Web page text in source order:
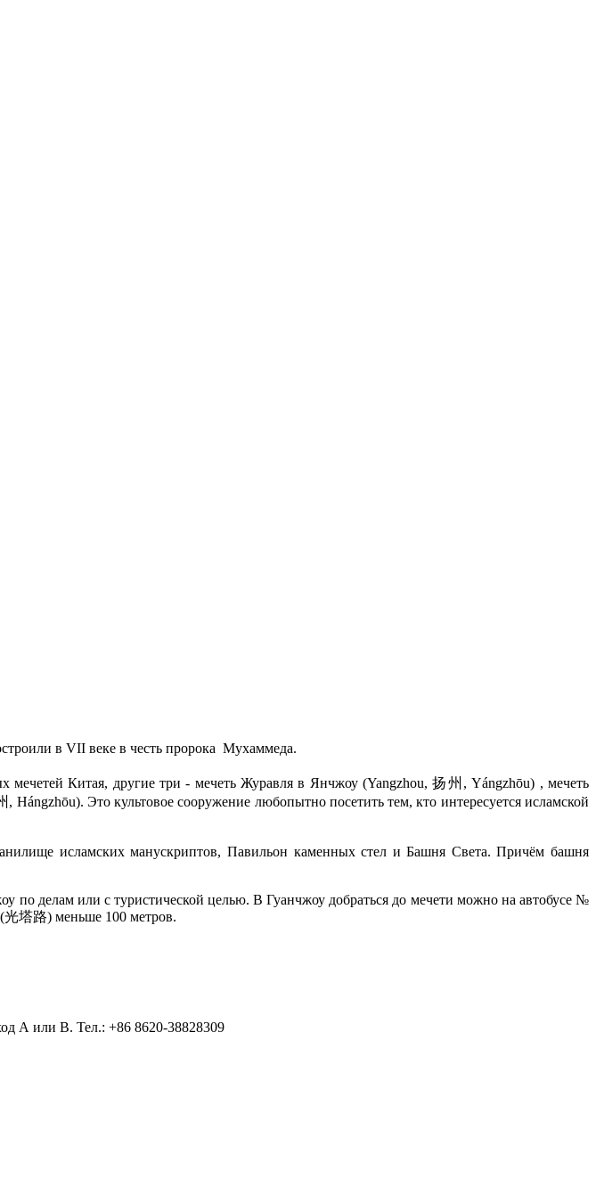
в VII веке в честь пророка Мухаммеда.
мечетей Китая, другие три - мечеть Журавля в Янчжоу (Yangzhou, 扬州, Yángzhōu) , мечеть
Это культовое сооружение любопытно посетить тем, кто интересуется исламской
исламских манускриптов, Павильон каменных стел и Башня Света. Причём башня
делам или с туристической целью. В Гуанчжоу добраться до мечети можно на автобусе №
光塔路) меньше 100 метров.
А или В. Тел.: +86 8620-38828309